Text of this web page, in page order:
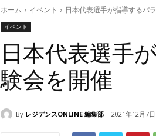
ホーム イベント 日本代表選手が指導するパ
イベント
日本代表選手
験会を開催
By レジデンスONLINE 編集部 2021年12月7日